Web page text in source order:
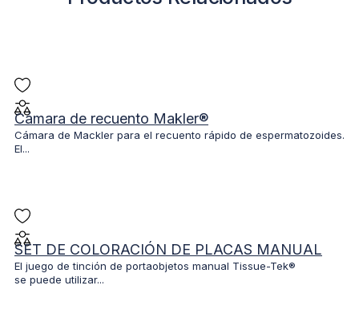
Cámara de recuento Makler®
Cámara de Mackler para el recuento rápido de espermatozoides.
El...
SET DE COLORACIÓN DE PLACAS MANUAL
El juego de tinción de portaobjetos manual Tissue-Tek®
se puede utilizar...